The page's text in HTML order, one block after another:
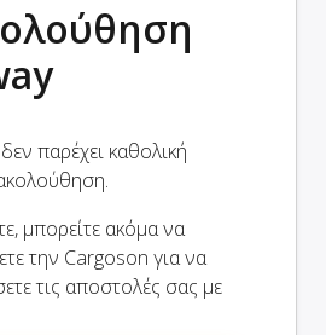
παρέχει καθολική
μπορείτε ακόμα να
την Cargoson για να
τις αποστολές σας με